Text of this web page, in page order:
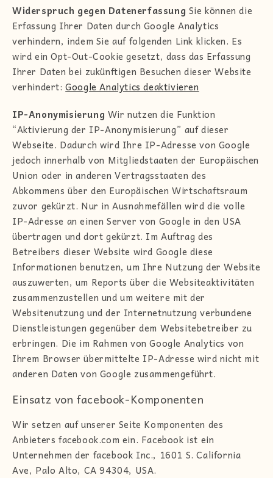
Widerspruch gegen Datenerfassung Sie können die
Erfassung Ihrer Daten durch Google Analytics
verhindern, indem Sie auf folgenden Link klicken. Es
wird ein Opt-Out-Cookie gesetzt, dass das Erfassung
Ihrer Daten bei zukünftigen Besuchen dieser Website
verhindert:Google Analytics deaktivieren
IP-Anonymisierung Wir nutzen die Funktion
“Aktivierung der IP-Anonymisierung” auf dieser
Webseite. Dadurch wird Ihre IP-Adresse von Google
jedoch innerhalb von Mitgliedstaaten der Europäischen
Union oder in anderen Vertragsstaaten des
Abkommens über den Europäischen Wirtschaftsraum
zuvor gekürzt. Nur in Ausnahmefällen wird die volle
IP-Adresse an einen Server von Google in den USA
übertragen und dort gekürzt. Im Auftrag des
Betreibers dieser Website wird Google diese
Informationen benutzen, um Ihre Nutzung der Website
auszuwerten, um Reports über die Websiteaktivitäten
zusammenzustellen und um weitere mit der
Websitenutzung und der Internetnutzung verbundene
Dienstleistungen gegenüber dem Websitebetreiber zu
erbringen. Die im Rahmen von Google Analytics von
Ihrem Browser übermittelte IP-Adresse wird nicht mit
anderen Daten von Google zusammengeführt.
Einsatz von facebook-Komponenten
Wir setzen auf unserer Seite Komponenten des
Anbieters facebook.com ein. Facebook ist ein
Unternehmen der facebook Inc., 1601 S. California
Ave, Palo Alto, CA 94304, USA.